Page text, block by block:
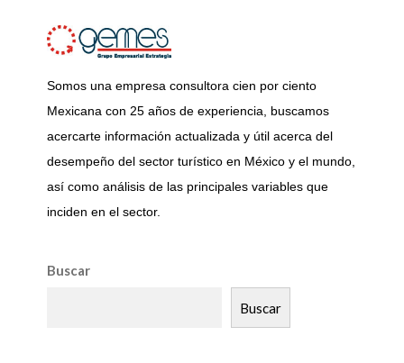
Somos una empresa consultora cien por ciento
Mexicana con 25 años de experiencia, buscamos
acercarte información actualizada y útil acerca del
desempeño del sector turístico en México y el mundo,
así como análisis de las principales variables que
inciden en el sector.
Buscar
Buscar